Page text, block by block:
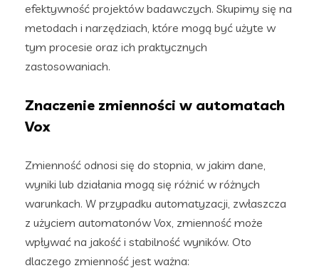
efektywność projektów badawczych. Skupimy się na
metodach i narzędziach, które mogą być użyte w
tym procesie oraz ich praktycznych
zastosowaniach.
Znaczenie zmienności w automatach
Vox
Zmienność odnosi się do stopnia, w jakim dane,
wyniki lub działania mogą się różnić w różnych
warunkach. W przypadku automatyzacji, zwłaszcza
z użyciem automatonów Vox, zmienność może
wpływać na jakość i stabilność wyników. Oto
dlaczego zmienność jest ważna: